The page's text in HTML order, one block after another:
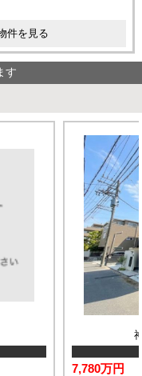
件を見る
す
7,780万円